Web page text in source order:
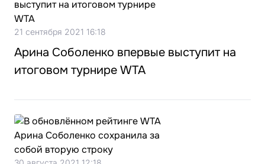
21 сентября 2021 16:18
Арина Соболенко впервые выступит на
итоговом турнире WTA